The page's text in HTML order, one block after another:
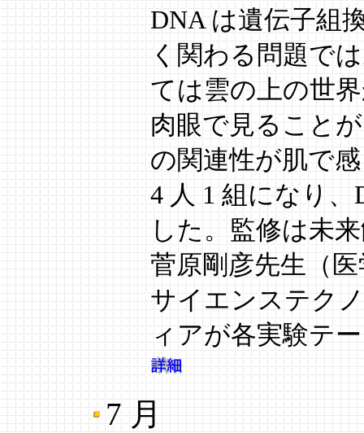
DNA は遺伝子組
く関わる問題で
ては雲の上の世
肉眼で見ること
の関連性が肌で
4 人 1 組になり
した。監修は未
菅原剛彦先生（
サイエンステク
ィアが各実験テ
7 月